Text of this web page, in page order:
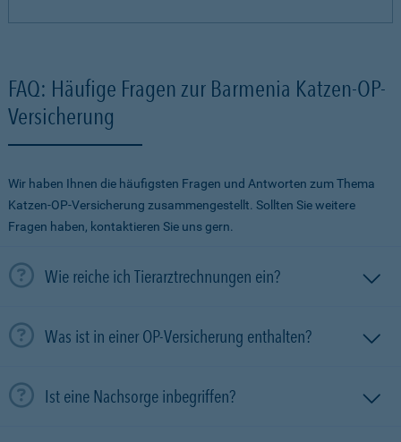
FAQ: Häufige Fragen zur Barmenia Katzen-OP-
Versicherung
Wir haben Ihnen die häufigsten Fragen und Antworten zum Thema
Katzen-OP-Versicherung zusammengestellt. Sollten Sie weitere
Fragen haben, kontaktieren Sie uns gern.
Wie reiche ich Tierarztrechnungen ein?
Was ist in einer OP-Versicherung enthalten?
Ist eine Nachsorge inbegriffen?